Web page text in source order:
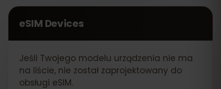
eSIM Devices
Jeśli Twojego modelu urządzenia nie ma
na liście, nie został zaprojektowany do
obsługi eSIM.